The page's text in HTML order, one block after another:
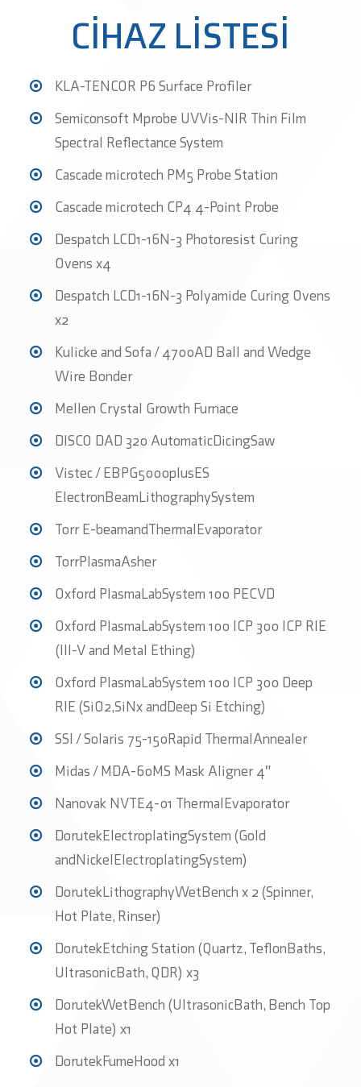
CİHAZ LİSTESİ
KLA-TENCOR P6 Surface Proﬁler
Semiconsoft Mprobe UVVis-NIR Thin Film
Spectral Reﬂectance System
Cascade microtech PM5 Probe Station
Cascade microtech CP4 4-Point Probe
Despatch LCD1-16N-3 Photoresist Curing
Ovens x4
Despatch LCD1-16N-3 Polyamide Curing Ovens
x2
Kulicke and Sofa / 4700AD Ball and Wedge
Wire Bonder
Mellen Crystal Growth Furnace
DISCO DAD 320 AutomaticDicingSaw
Vistec / EBPG5000plusES
ElectronBeamLithographySystem
Torr E-beamandThermalEvaporator
TorrPlasmaAsher
Oxford PlasmaLabSystem 100 PECVD
Oxford PlasmaLabSystem 100 ICP 300 ICP RIE
(III-V and Metal Ething)
Oxford PlasmaLabSystem 100 ICP 300 Deep
RIE (SiO2,SiNx andDeep Si Etching)
SSI / Solaris 75-150Rapid ThermalAnnealer
Midas / MDA-60MS Mask Aligner 4"
Nanovak NVTE4-01 ThermalEvaporator
DorutekElectroplatingSystem (Gold
andNickelElectroplatingSystem)
DorutekLithographyWetBench x 2 (Spinner,
Hot Plate, Rinser)
DorutekEtching Station (Quartz, TeﬂonBaths,
UltrasonicBath, QDR) x3
DorutekWetBench (UltrasonicBath, Bench Top
Hot Plate) x1
DorutekFumeHood x1